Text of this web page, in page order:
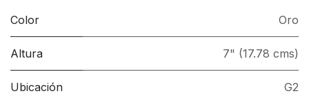
Color Oro
Altura 7" (17.78 cms)
Ubicación G2